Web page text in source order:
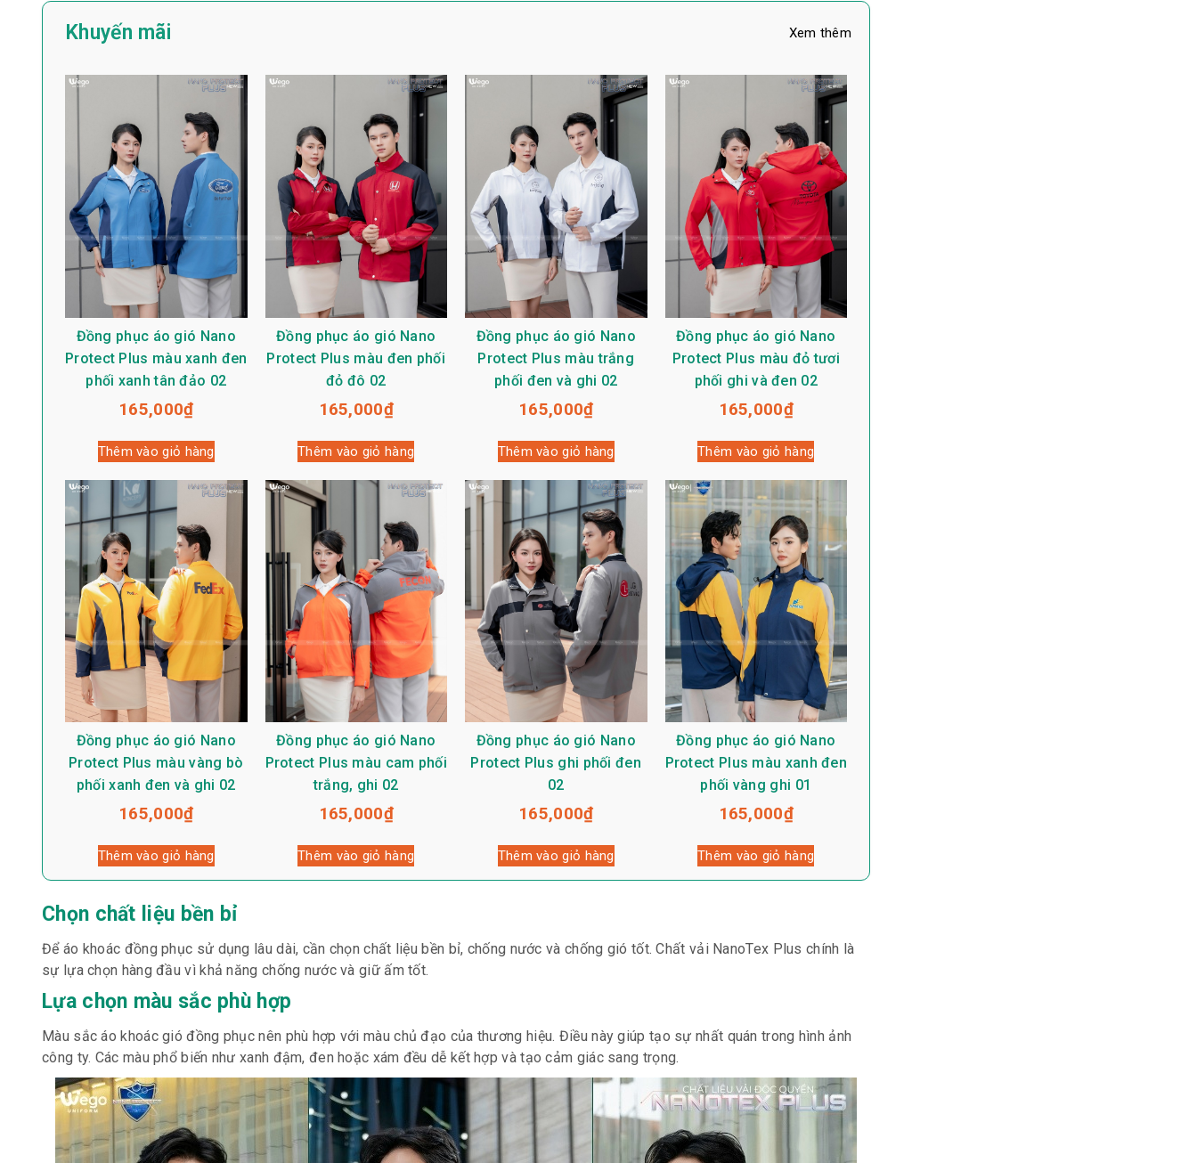
Khuyến mãi Xem thêm
Đồng phục áo gió Nano
Protect Plus màu xanh đen
phối xanh tân đảo 02
165,000₫
Thêm vào giỏ hàng
Đồng phục áo gió Nano
Protect Plus màu đen phối
đỏ đô 02
165,000₫
Thêm vào giỏ hàng
Đồng phục áo gió Nano
Protect Plus màu trắng
phối đen và ghi 02
165,000₫
Thêm vào giỏ hàng
Đồng phục áo gió Nano
Protect Plus màu đỏ tươi
phối ghi và đen 02
165,000₫
Thêm vào giỏ hàng
Đồng phục áo gió Nano
Protect Plus màu vàng bò
phối xanh đen và ghi 02
165,000₫
Thêm vào giỏ hàng
Đồng phục áo gió Nano
Protect Plus màu cam phối
trắng, ghi 02
165,000₫
Thêm vào giỏ hàng
Đồng phục áo gió Nano
Protect Plus ghi phối đen
02
165,000₫
Thêm vào giỏ hàng
Đồng phục áo gió Nano
Protect Plus màu xanh đen
phối vàng ghi 01
165,000₫
Thêm vào giỏ hàng
Chọn chất liệu bền bỉ
Để áo khoác đồng phục sử dụng lâu dài, cần chọn chất liệu bền bỉ, chống nước và chống gió tốt. Chất vải NanoTex Plus chính là
sự lựa chọn hàng đầu vì khả năng chống nước và giữ ấm tốt.
Lựa chọn màu sắc phù hợp
Màu sắc áo khoác gió đồng phục nên phù hợp với màu chủ đạo của thương hiệu. Điều này giúp tạo sự nhất quán trong hình ảnh
công ty. Các màu phổ biến như xanh đậm, đen hoặc xám đều dễ kết hợp và tạo cảm giác sang trọng.